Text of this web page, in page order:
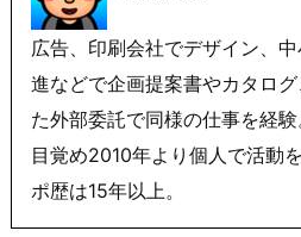
広告、印刷会社でデザイン、
進などで企画提案書やカタロ
た外部委託で同様の仕事を経
目覚め2010年より個人で活動
ポ歴は15年以上。